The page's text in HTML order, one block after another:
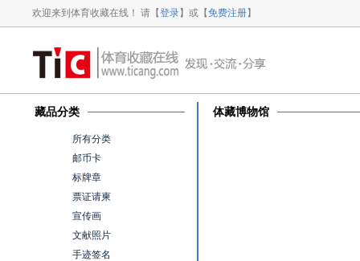
欢迎来到体育收藏在线！ 请【登录】或【免费注册】
藏品分类
所有分类
邮币卡
标牌章
票证请柬
宣传画
文献照片
手迹签名
体藏博物馆